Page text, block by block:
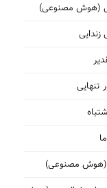
دل (هوش مصنوعی)
تنهایی
(هوش مصنوعی)